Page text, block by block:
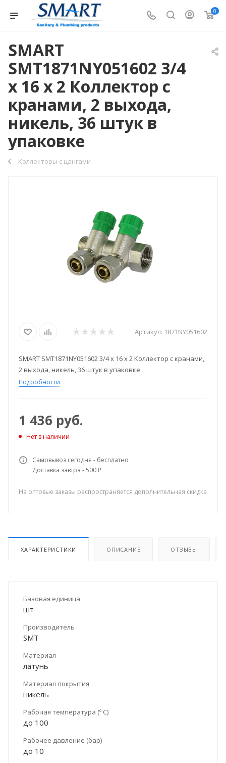
0
SMART
SMT1871NY051602 3/4
x 16 х 2 Коллектор с
кранами, 2 выхода,
никель, 36 штук в
упаковке
Коллекторы с цангами
Артикул: 1871NY051602
SMART SMT1871NY051602 3/4 x 16 х 2 Коллектор с кранами,
2 выхода, никель, 36 штук в упаковке
Подробности
1 436 руб.
Нет в наличии
Самовывоз сегодня - бесплатно
Доставка завтра - 500 ₽
На оптовые заказы распространяется дополнительная скидка
ХАРАКТЕРИСТИКИ ОПИСАНИЕ ОТЗЫВЫ
Базовая единица
шт
Производитель
SMT
Материал
латунь
Материал покрытия
никель
Рабочая температура (º С)
до 100
Рабочее давление (бар)
до 10